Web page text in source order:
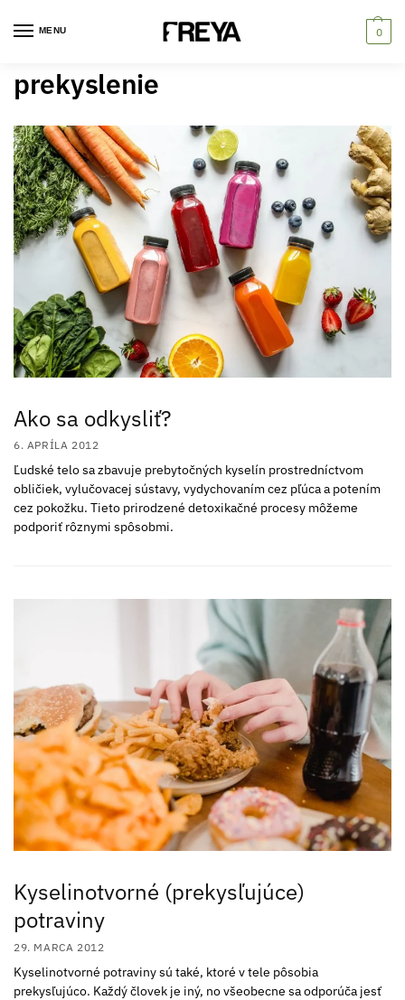
MENU 0
prekyslenie
Ako sa odkysliť?
6. APRÍLA 2012
Ľudské telo sa zbavuje prebytočných kyselín prostredníctvom
obličiek, vylučovacej sústavy, vydychovaním cez pľúca a potením
cez pokožku. Tieto prirodzené detoxikačné procesy môžeme
podporiť rôznymi spôsobmi.
Kyselinotvorné (prekysľujúce)
potraviny
29. MARCA 2012
Kyselinotvorné potraviny sú také, ktoré v tele pôsobia
prekysľujúco. Každý človek je iný, no všeobecne sa odporúča jesť